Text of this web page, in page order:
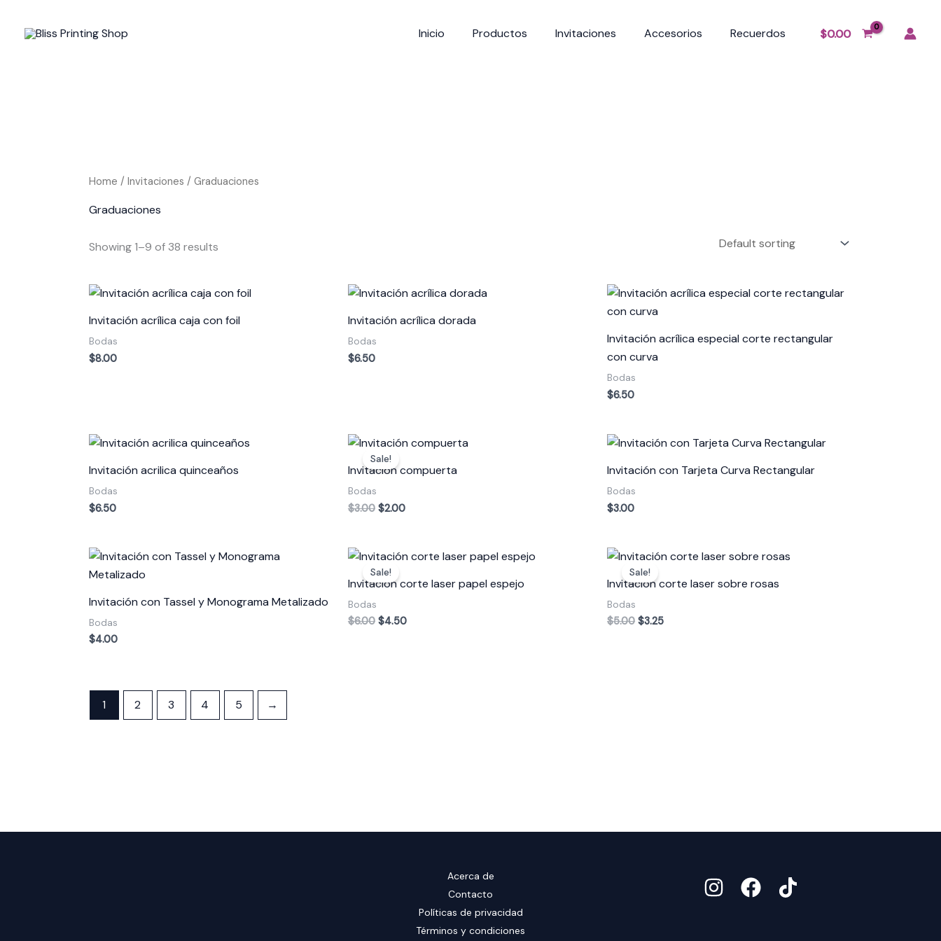
Inicio Productos Invitaciones Accesorios Recuerdos $0.00
Home / Invitaciones / Graduaciones
Graduaciones
Showing 1–9 of 38 results
Invitación acrílica caja con foil
Bodas
$8.00
Invitación acrílica dorada
Bodas
$6.50
Invitación acrílica especial corte rectangular
con curva
Bodas
$6.50
Invitación acrilica quinceaños
Bodas
$6.50
Sale!
Invitación compuerta
Bodas
$3.00
Original
price
was:
$3.00.
$2.00
Current
$2.00.
Invitación con Tarjeta Curva Rectangular
Bodas
$3.00
Invitación con Tassel y Monograma Metalizado
Bodas
$4.00
Sale!
Invitación corte laser papel espejo
Bodas
$6.00
Original
price
was:
$6.00.
$4.50
Current
$4.50.
Sale!
Invitación corte laser sobre rosas
Bodas
$5.00
Original
price
was:
$5.00.
$3.25
Current
$3.25.
1 2 3 4 5 →
Acerca de
Contacto
Políticas de privacidad
Términos y condiciones